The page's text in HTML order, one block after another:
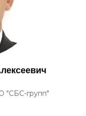
"СБС-групп"